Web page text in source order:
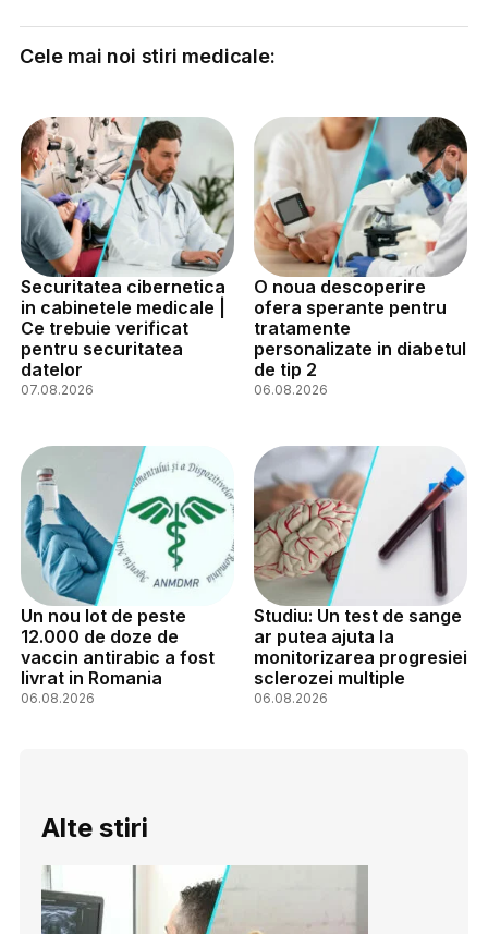
Cele mai noi stiri medicale:
Securitatea cibernetica
in cabinetele medicale |
Ce trebuie verificat
pentru securitatea
datelor
07.08.2026
O noua descoperire
ofera sperante pentru
tratamente
personalizate in diabetul
de tip 2
06.08.2026
Un nou lot de peste
12.000 de doze de
vaccin antirabic a fost
livrat in Romania
06.08.2026
Studiu: Un test de sange
ar putea ajuta la
monitorizarea progresiei
sclerozei multiple
06.08.2026
Alte stiri